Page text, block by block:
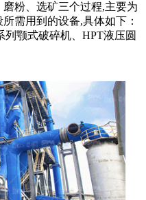
粉、选矿三个过程,主要为
需用到的设备,具体如下：
颚式破碎机、HPT液压圆